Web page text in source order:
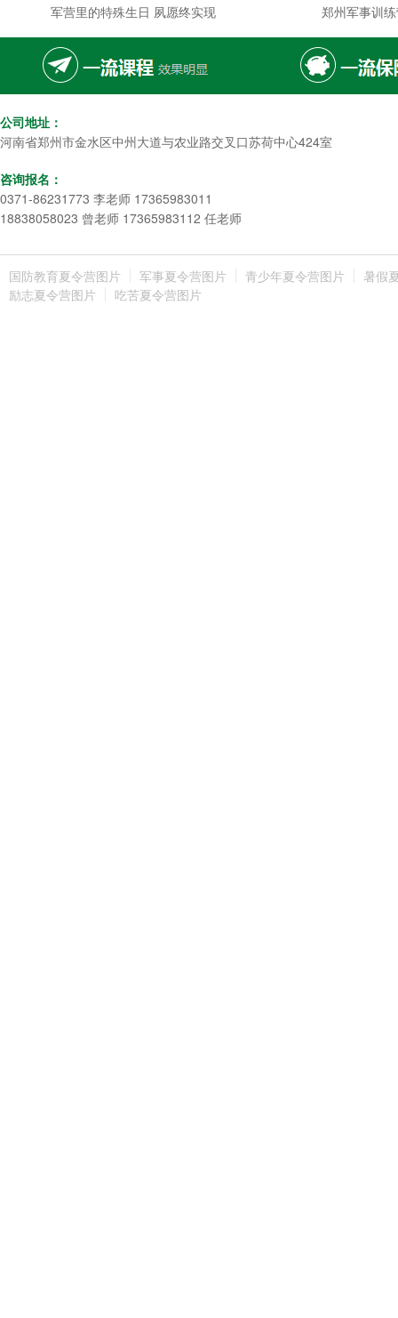
军营里的特殊生日 夙愿终实现 郑州军事训
公司地址：
河南省郑州市金水区中州大道与农业路交叉口苏荷中心424室
咨询报名：
0371-86231773 李老师 17365983011
18838058023 曾老师 17365983112 任老师
国防教育夏令营图片 军事夏令营图片 青少年夏令营图片
暑假
励志夏令营图片
吃苦夏令营图片